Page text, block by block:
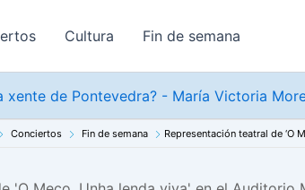
Cultura Fin de semana
xente de Pontevedra? - María Victoria
Conciertos Fin de semana Representación teatral de ‘O